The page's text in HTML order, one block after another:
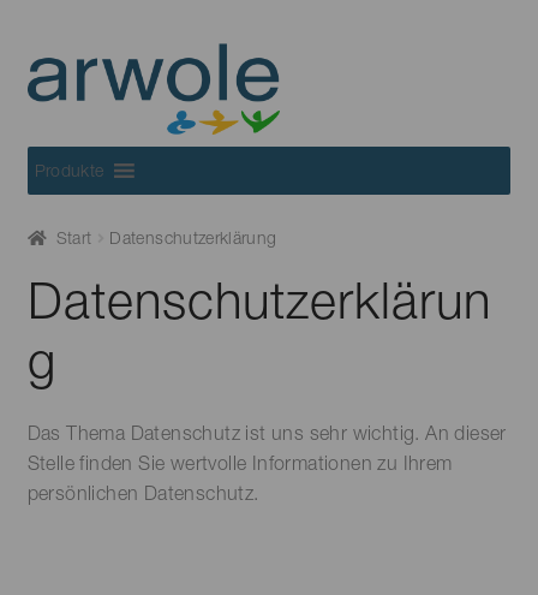
to
navigation
to
content
Produkte
Start Datenschutzerklärung
Datenschutzerklärun
g
Das Thema Datenschutz ist uns sehr wichtig. An dieser
Stelle finden Sie wertvolle Informationen zu Ihrem
persönlichen Datenschutz.